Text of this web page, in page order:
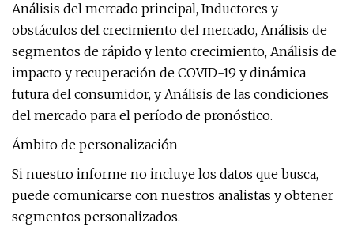
Análisis del mercado principal, Inductores y
obstáculos del crecimiento del mercado, Análisis de
segmentos de rápido y lento crecimiento, Análisis de
impacto y recuperación de COVID-19 y dinámica
futura del consumidor, y Análisis de las condiciones
del mercado para el período de pronóstico.
Ámbito de personalización
Si nuestro informe no incluye los datos que busca,
puede comunicarse con nuestros analistas y obtener
segmentos personalizados.